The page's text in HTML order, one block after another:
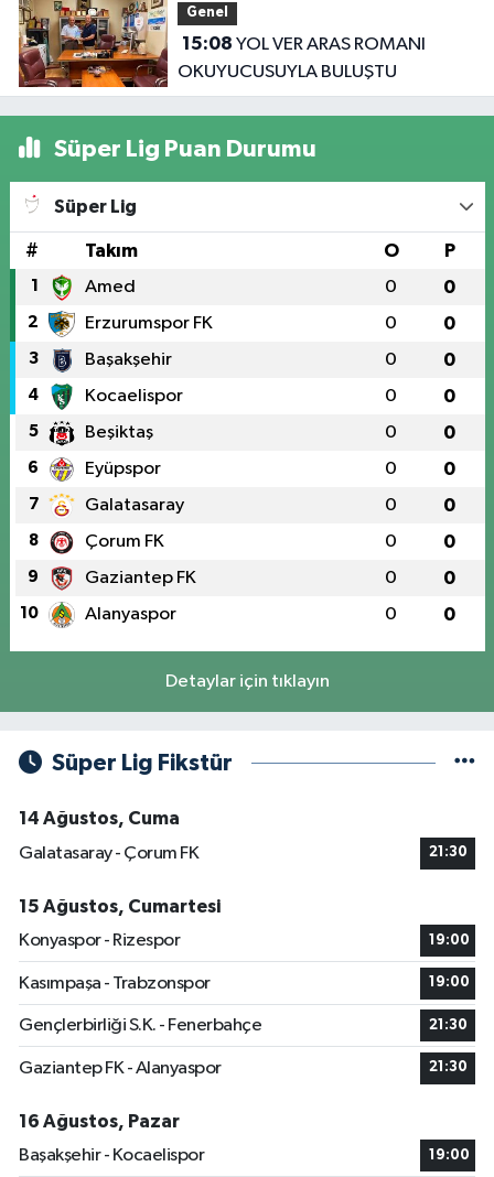
Genel
15:08
OKUYUCUSUYLA BULUŞTU
Süper Lig Puan Durumu
Süper Lig
# Takım O P
1 Amed 0 0
2 Erzurumspor FK 0 0
3 Başakşehir 0 0
4 Kocaelispor 0 0
5 Beşiktaş 0 0
6 Eyüpspor 0 0
7 Galatasaray 0 0
8 Çorum FK 0 0
9 Gaziantep FK 0 0
10 Alanyaspor 0 0
Detaylar için tıklayın
Süper Lig Fikstür
14 Ağustos, Cuma
Galatasaray - Çorum FK
21:30
15 Ağustos, Cumartesi
Konyaspor - Rizespor
19:00
Kasımpaşa - Trabzonspor 19:00
Gençlerbirliği S.K. - Fenerbahçe 21:30
Gaziantep FK - Alanyaspor 21:30
16 Ağustos, Pazar
Başakşehir - Kocaelispor
19:00